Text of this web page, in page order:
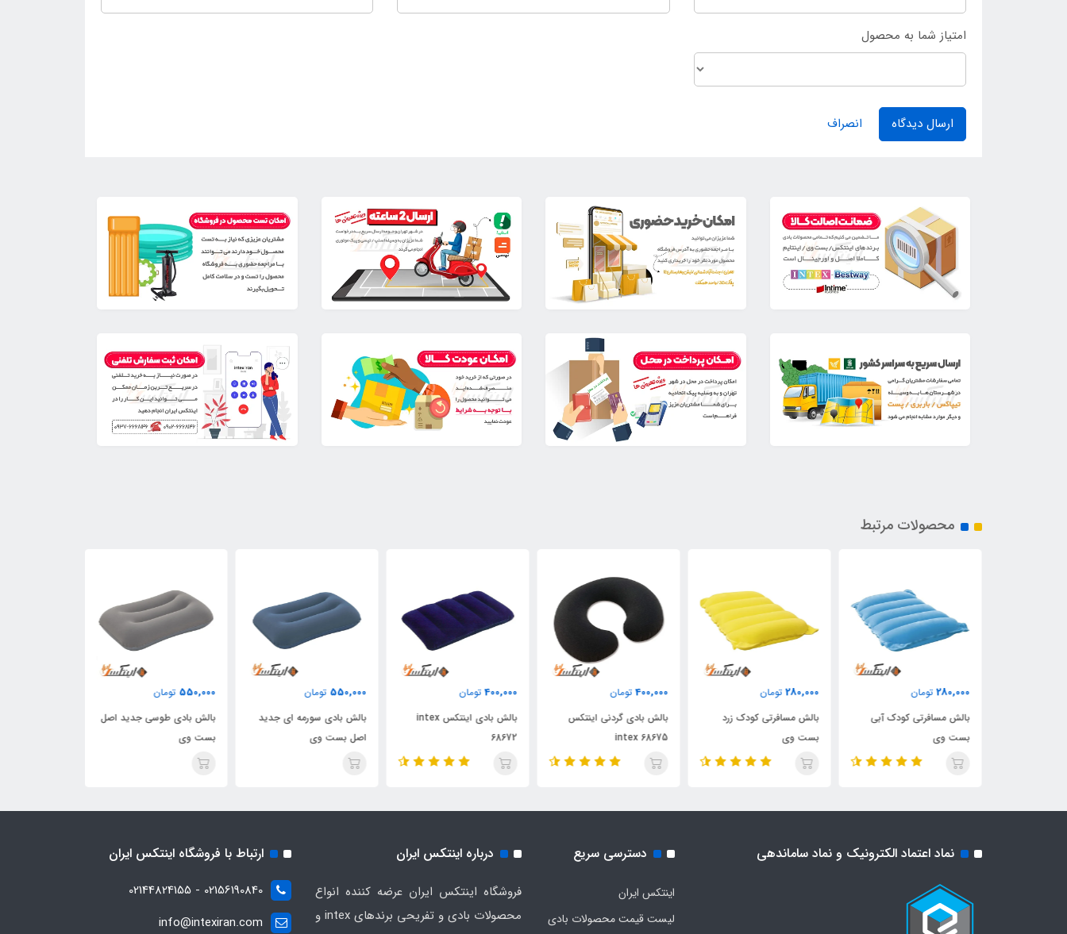
امتیاز شما به محصول
ارسال دیدگاه انصراف
محصولات مرتبط
280,000 تومان
بالش مسافرتی کودک آبی
بست وی
280,000 تومان
بالش مسافرتی کودک زرد
بست وی
400,000 تومان
بالش بادی گردنی اینتکس
intex 68675
400,000 تومان
بالش بادی اینتکس intex
68672
550,000 تومان
بالش بادی سورمه ای جدید
اصل بست وی
550,000 تومان
بالش بادی طوسی جدید اصل
بست وی
نماد اعتماد الکترونیک و نماد ساماندهی دسترسی سریع
اینتکس ایران
لیست قیمت محصولات بادی
درباره اینتکس ایران
فروشگاه اینتکس ایران عرضه کننده انواع
محصولات بادی و تفریحی برندهای intex و
ارتباط با فروشگاه اینتکس ایران
02156190840 - 02144824155
info@intexiran.com